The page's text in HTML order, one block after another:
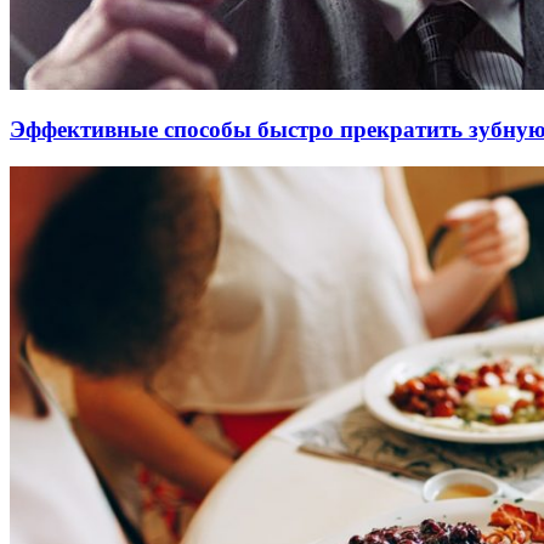
Эффективные способы быстро прекратить